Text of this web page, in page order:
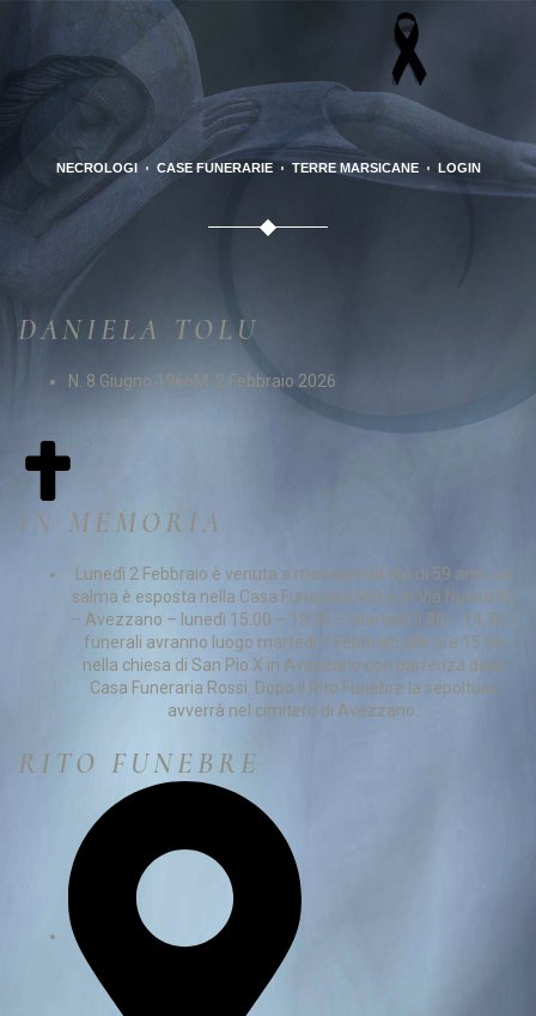
NECROLOGI CASE FUNERARIE TERRE MARSICANE LOGIN
DANIELA TOLU
N. 8 Giugno 1966 M. 2 Febbraio 2026
IN MEMORIA
Lunedì 2 Febbraio è venuta a mancare all’età di 59 anni. La
salma è esposta nella Casa Funeraria Rossi in Via Nuova 93
– Avezzano – lunedì 15.00 – 19.00 – martedì 9.00 – 14.30. I
funerali avranno luogo martedì 3 Febbraio alle ore 15.00
nella chiesa di San Pio X in Avezzano con partenza dalla
Casa Funeraria Rossi. Dopo il Rito Funebre la sepoltura
avverrà nel cimitero di Avezzano.
RITO FUNEBRE